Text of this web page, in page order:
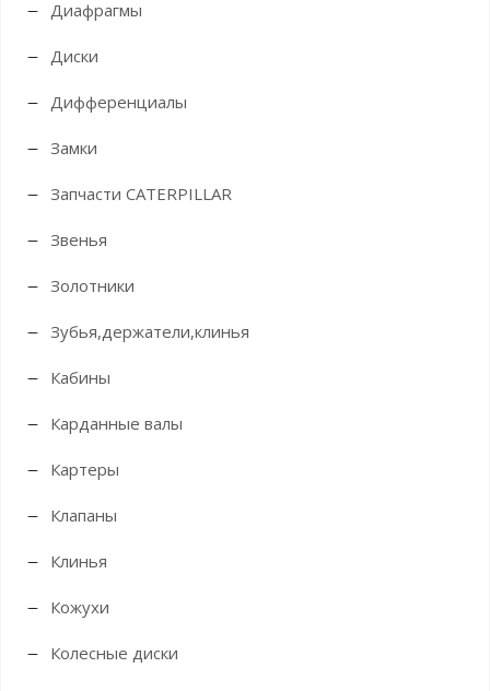
Диафрагмы
Диски
Дифференциалы
Замки
Запчасти CATERPILLAR
Звенья
Золотники
Зубья,держатели,клинья
Кабины
Карданные валы
Картеры
Клапаны
Клинья
Кожухи
Колесные диски